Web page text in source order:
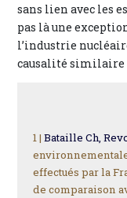
sans lien avec les
pas là une
l’industrie
causalité similaire
1 | Bataille Ch,
effectués par la
de comparaison